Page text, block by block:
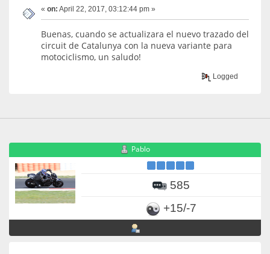
« on: April 22, 2017, 03:12:44 pm »
Buenas, cuando se actualizara el nuevo trazado del
circuit de Catalunya con la nueva variante para
motociclismo, un saludo!
Logged
Pablo
585
+15/-7